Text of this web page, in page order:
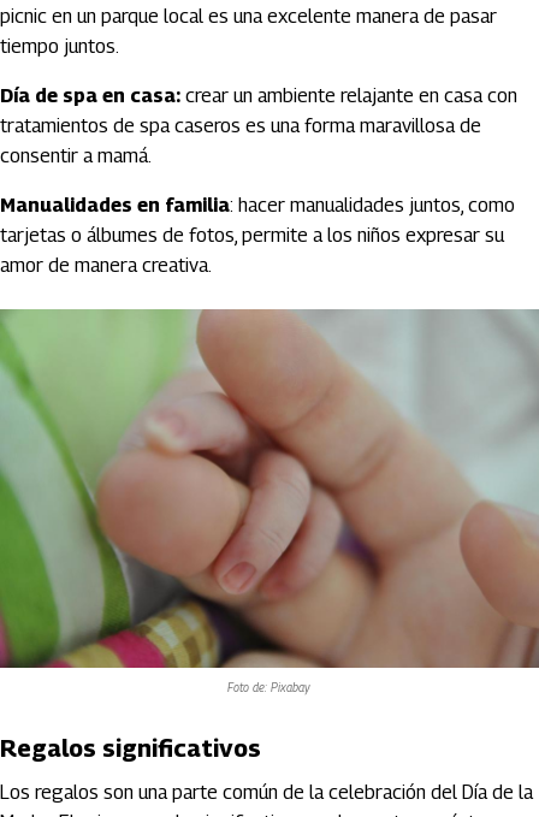
picnic en un parque local es una excelente manera de pasar
tiempo juntos.
Día de spa en casa: crear un ambiente relajante en casa con
tratamientos de spa caseros es una forma maravillosa de
consentir a mamá.
Manualidades en familia: hacer manualidades juntos, como
tarjetas o álbumes de fotos, permite a los niños expresar su
amor de manera creativa.
Foto de: Pixabay
Regalos significativos
Los regalos son una parte común de la celebración del Día de la